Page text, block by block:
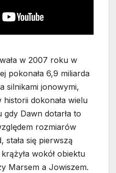
w 2007 roku w
pokonała 6,9 miliarda
silnikami jonowymi,
dokonała wielu
gdy Dawn dotarła to
rozmiarów
stała się pierwszą
wokół obiektu
Marsem a Jowiszem.